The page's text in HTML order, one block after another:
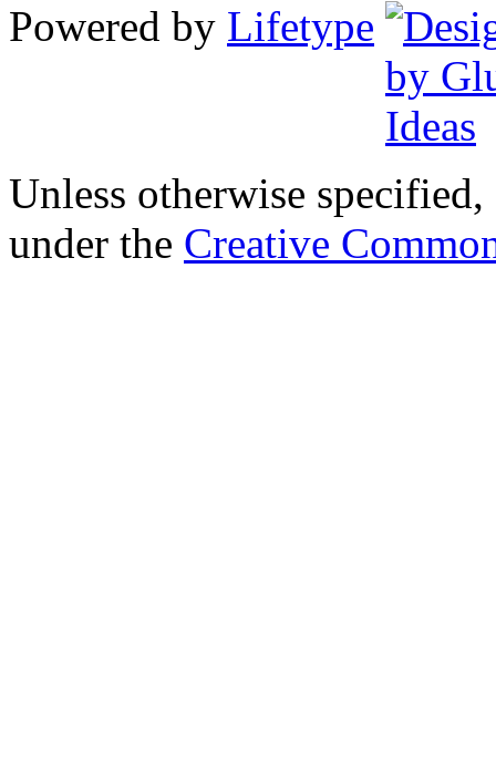
Powered by Lifetype
Unless otherwise
under the Creative